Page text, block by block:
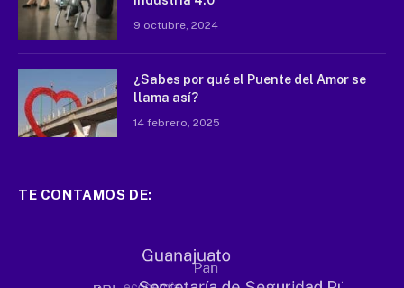
9 octubre, 2024
¿Sabes por qué el Puente del Amor se
llama así?
14 febrero, 2025
TE CONTAMOS DE: